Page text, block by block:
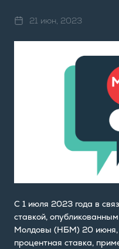
21 июн, 2023
С 1 июля 2023 года в
ставкой,
Молдовы (НБМ) 20 июня,
процентная ставка,